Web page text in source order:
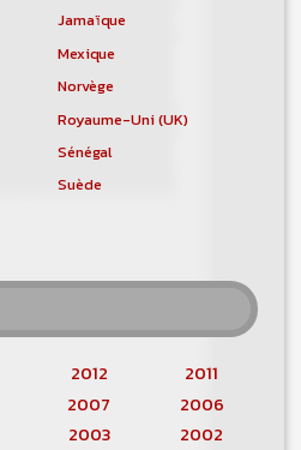
Jamaïque
Mexique
Norvège
Royaume-Uni (UK)
Sénégal
Suède
2012
2011
2007
2006
2003
2002